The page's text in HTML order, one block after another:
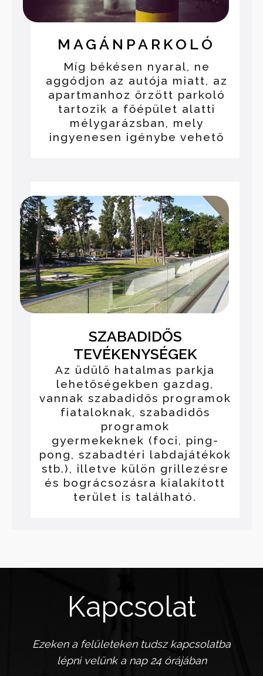
MAGÁNPARKOLÓ
Míg békésen nyaral, ne
aggódjon az autója miatt, az
apartmanhoz őrzött parkoló
tartozik a főépület alatti
mélygarázsban, mely
ingyenesen igénybe vehető
SZABADIDŐS
TEVÉKENYSÉGEK
Az üdülő hatalmas parkja
lehetőségekben gazdag,
vannak szabadidős programok
fiataloknak, szabadidős
programok
gyermekeknek (foci, ping-
pong, szabadtéri labdajátékok
stb.), illetve külön grillezésre
és bográcsozásra kialakított
terület is található.
Kapcsolat
Ezeken a felületeken tudsz kapcsolatba
lépni velünk a nap 24 órájában